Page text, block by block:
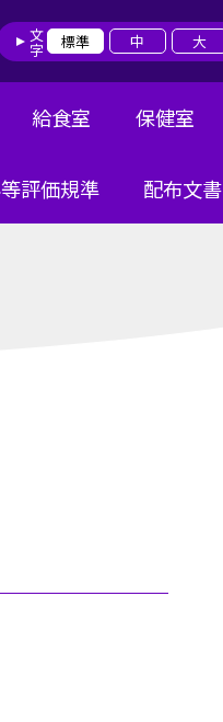
文字 標準 中 大
給食室 保健室
評価規準 配布文書